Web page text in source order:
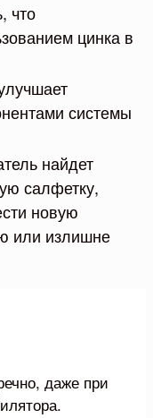
что
цинка в
системы
найдет
салфетку,
новую
или излишне
даже при